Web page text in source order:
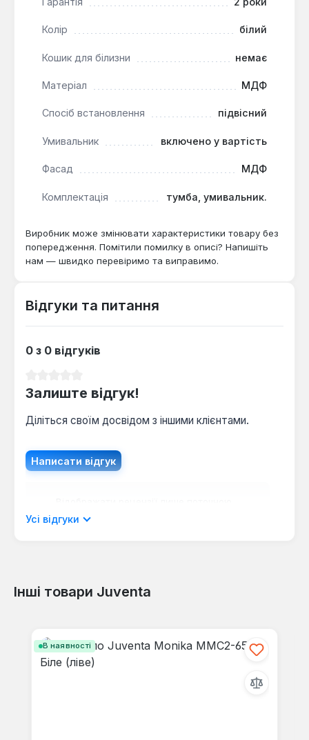
монтажу полегшує прибирання під нею та
з хромованими ручками та ніжками робить модель
універсальним рішенням для сучасних інтер'єрів,
Колір білий
Кошик для білизни немає
Матеріал МДФ
Спосіб встановлення підвісний
Умивальник включено у вартість
Фасад МДФ
Комплектація тумба, умивальник.
Виробник може змінювати характеристики товару без
попередження. Помітили помилку в описі? Напишіть
нам — швидко перевіримо та виправимо.
Відгуки та питання
0 з 0 відгуків
Залиште відгук!
Діліться своїм досвідом з іншими клієнтами.
Написати відгук
мовою.
Відгуків не знайдено. Поділіться
Усі відгуки
Інші товари Juventa
В наявності